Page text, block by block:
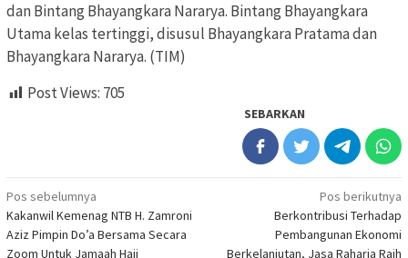
dan Bintang Bhayangkara Nararya. Bintang Bhayangkara
Utama kelas tertinggi, disusul Bhayangkara Pratama dan
Bhayangkara Nararya. (TIM)
Post Views: 705
SEBARKAN
Navigasi
pos
Pos sebelumnya
Kakanwil Kemenag NTB H. Zamroni
Aziz Pimpin Do’a Bersama Secara
Zoom Untuk Jamaah Haji
Pos berikutnya
Berkontribusi Terhadap
Pembangunan Ekonomi
Berkelanjutan, Jasa Raharja Raih